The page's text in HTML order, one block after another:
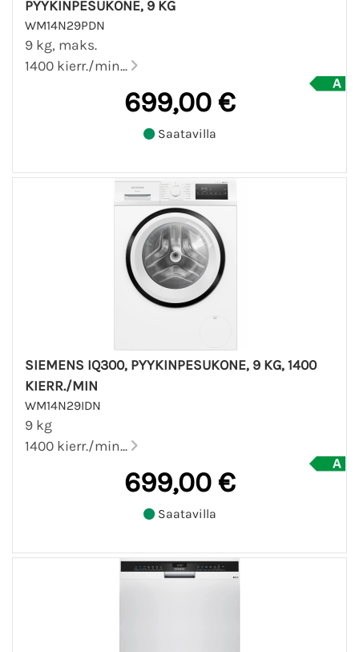
PYYKINPESUKONE, 9 KG
WM14N29PDN
9 kg, maks.
1400 kierr./min...
699,00 €
Saatavilla
SIEMENS IQ300, PYYKINPESUKONE, 9 KG, 1400
KIERR./MIN
WM14N29IDN
9 kg
1400 kierr./min...
699,00 €
Saatavilla